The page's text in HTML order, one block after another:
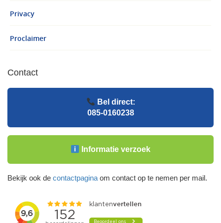
Privacy
Proclaimer
Contact
Bel direct:
085-0160238
Informatie verzoek
Bekijk ook de contactpagina om contact op te nemen per mail.